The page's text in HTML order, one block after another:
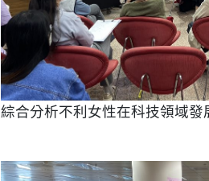
綜合分析不利女性在科技領域發